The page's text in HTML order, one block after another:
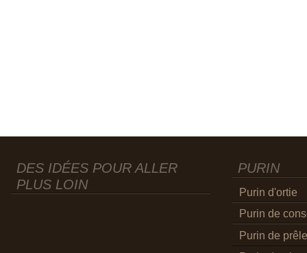
DES IDÉES POUR ALLER
PLUS LOIN
PURIN
Purin d'ortie
Purin de
Purin de prêle